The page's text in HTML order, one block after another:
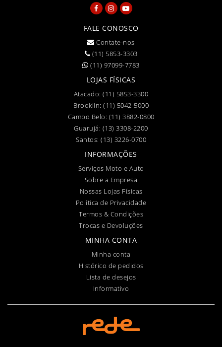
FALE CONOSCO
Contate-nos
(11) 5853-3303
(11) 97099-7783
LOJAS FÍSICAS
Atacado:(11) 5853-3300
Brooklin: (11) 5042-5000
Campo Belo: (11) 3882-0800
Guarujá: (13) 3308-2200
Santos: (13) 3226-0700
INFORMAÇÕES
Serviços Moto e Auto
Sobre a Empresa
Nossas Lojas Físicas
Política de Privacidade
Termos & Condições
Trocas e Devoluções
MINHA CONTA
Minha conta
Histórico de pedidos
Lista de desejos
Informativo